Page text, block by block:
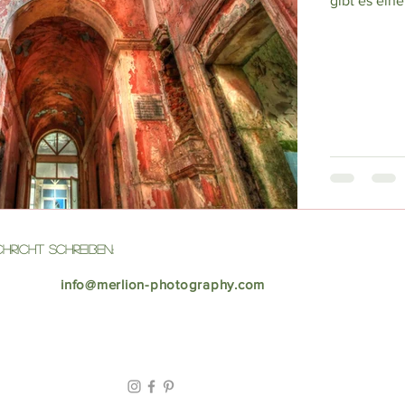
Schreiben:
info@merlion-photography.com